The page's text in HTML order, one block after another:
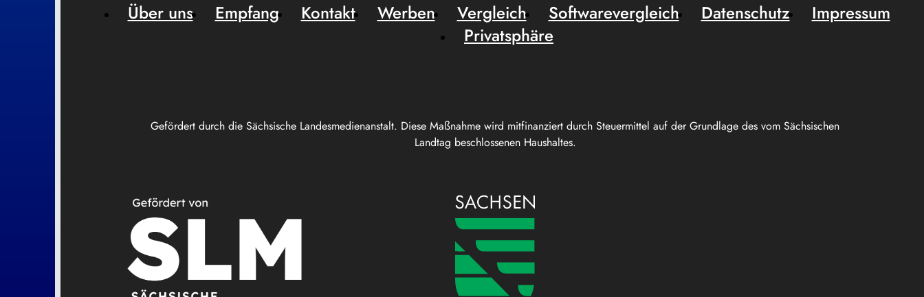
Gefördert durch die Sächsische Landesmedienanstalt. Diese Maßnahme wird mitfinanziert durch Steuermittel auf der Grundlage des vom Sächsischen
Landtag beschlossenen Haushaltes.
Über uns Empfang Kontakt Werben Vergleich Softwarevergleich Datenschutz
Impressum
Privatsphäre